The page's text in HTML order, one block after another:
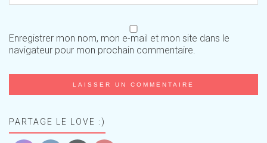
Enregistrer mon nom, mon e-mail et mon site dans le
navigateur pour mon prochain commentaire.
PARTAGE LE LOVE :)